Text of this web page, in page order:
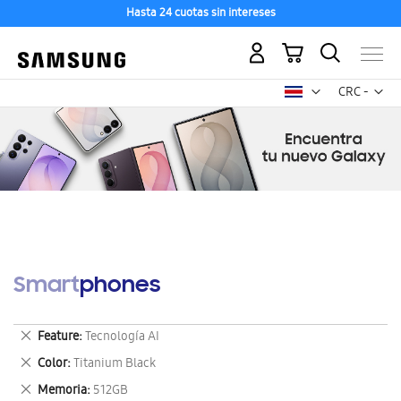
Hasta 24 cuotas sin intereses
CRC -
colón
Mi carrito
Smartphones
Feature Tecnología AI
Eliminar
este
artículo
Color Titanium Black
Eliminar
este
Memoria 512GB
Eliminar